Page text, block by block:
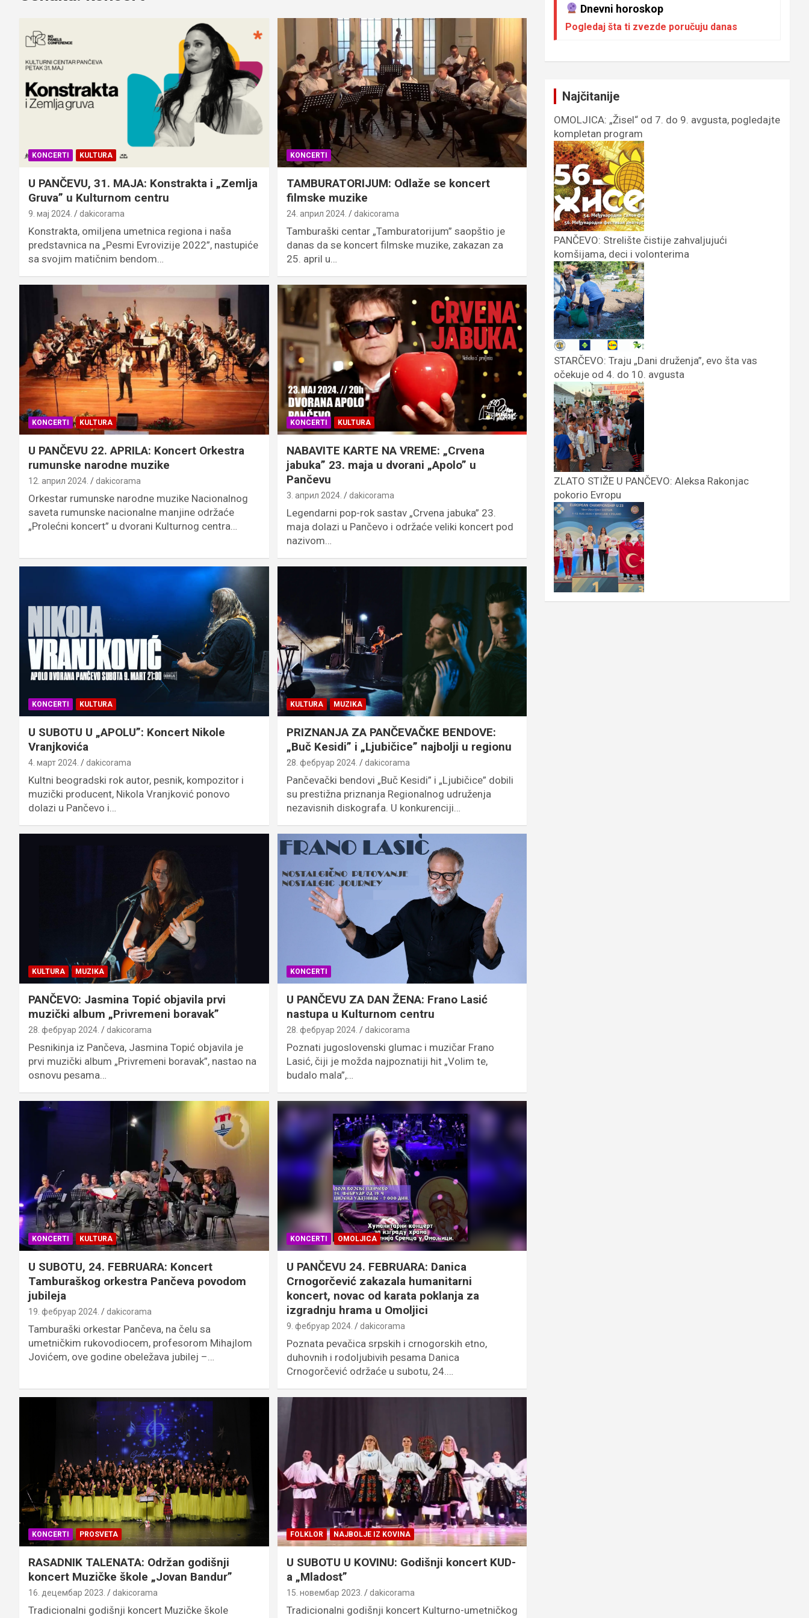
KONCERTI KULTURA
U PANČEVU, 31. MAJA: Konstrakta i „Zemlja
Gruva” u Kulturnom centru
9. мај 2024. dakicorama
Konstrakta, omiljena umetnica regiona i naša
predstavnica na „Pesmi Evrovizije 2022”, nastupiće
sa svojim matičnim bendom…
KONCERTI
TAMBURATORIJUM: Odlaže se koncert
filmske muzike
24. април 2024. dakicorama
Tamburaški centar „Tamburatorijum” saopštio je
danas da se koncert filmske muzike, zakazan za
25. april u…
KONCERTI KULTURA
U PANČEVU 22. APRILA: Koncert Orkestra
rumunske narodne muzike
12. април 2024. dakicorama
Orkestar rumunske narodne muzike Nacionalnog
saveta rumunske nacionalne manjine održaće
„Prolećni koncert” u dvorani Kulturnog centra…
KONCERTI KULTURA
NABAVITE KARTE NA VREME: „Crvena
jabuka” 23. maja u dvorani „Apolo” u
Pančevu
3. април 2024. dakicorama
Legendarni pop-rok sastav „Crvena jabuka” 23.
maja dolazi u Pančevo i održaće veliki koncert pod
nazivom…
KONCERTI KULTURA
U SUBOTU U „APOLU”: Koncert Nikole
Vranjkovića
4. март 2024. dakicorama
Kultni beogradski rok autor, pesnik, kompozitor i
muzički producent, Nikola Vranjković ponovo
dolazi u Pančevo i…
KULTURA MUZIKA
PRIZNANJA ZA PANČEVAČKE BENDOVE:
„Buč Kesidi” i „Ljubičice” najbolji u regionu
28. фебруар 2024. dakicorama
Pančevački bendovi „Buč Kesidi” i „Ljubičice” dobili
su prestižna priznanja Regionalnog udruženja
nezavisnih diskografa. U konkurenciji…
KULTURA MUZIKA
PANČEVO: Jasmina Topić objavila prvi
muzički album „Privremeni boravak”
28. фебруар 2024. dakicorama
Pesnikinja iz Pančeva, Jasmina Topić objavila je
prvi muzički album „Privremeni boravak”, nastao na
osnovu pesama…
KONCERTI
U PANČEVU ZA DAN ŽENA: Frano Lasić
nastupa u Kulturnom centru
28. фебруар 2024. dakicorama
Poznati jugoslovenski glumac i muzičar Frano
Lasić, čiji je možda najpoznatiji hit „Volim te,
budalo mala”,…
KONCERTI KULTURA
U SUBOTU, 24. FEBRUARA: Koncert
Tamburaškog orkestra Pančeva povodom
jubileja
19. фебруар 2024. dakicorama
Tamburaški orkestar Pančeva, na čelu sa
umetničkim rukovodiocem, profesorom Mihajlom
Jovićem, ove godine obeležava jubilej –…
KONCERTI OMOLJICA
U PANČEVU 24. FEBRUARA: Danica
Crnogorčević zakazala humanitarni
koncert, novac od karata poklanja za
izgradnju hrama u Omoljici
9. фебруар 2024. dakicorama
Poznata pevačica srpskih i crnogorskih etno,
duhovnih i rodoljubivih pesama Danica
Crnogorčević održaće u subotu, 24.…
KONCERTI PROSVETA
RASADNIK TALENATA: Održan godišnji
koncert Muzičke škole „Jovan Bandur”
16. децембар 2023. dakicorama
Tradicionalni godišnji koncert Muzičke škole
FOLKLOR NAJBOLJE IZ KOVINA
U SUBOTU U KOVINU: Godišnji koncert KUD-
a „Mladost”
15. новембар 2023. dakicorama
Tradicionalni godišnji koncert Kulturno-umetničkog
Dnevni horoskop
Pogledaj šta ti zvezde poručuju danas
Najčitanije
OMOLJICA: „Žisel“ od 7. do 9. avgusta, pogledajte
kompletan program
PANČEVO: Strelište čistije zahvaljujući
komšijama, deci i volonterima
STARČEVO: Traju „Dani druženja”, evo šta vas
očekuje od 4. do 10. avgusta
ZLATO STIŽE U PANČEVO: Aleksa Rakonjac
pokorio Evropu